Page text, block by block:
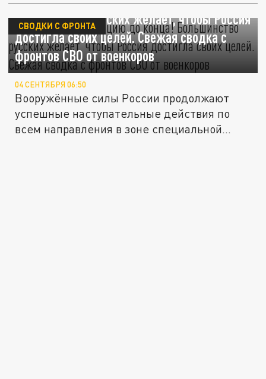
Большинство русских желает, чтобы Россия
достигла своих целей. Свежая сводка с
фронтов СВО от военкоров
СВОДКИ С ФРОНТА
04 СЕНТЯБРЯ 06:50
Вооружённые силы России продолжают
успешные наступательные действия по
всем направления в зоне специальной...